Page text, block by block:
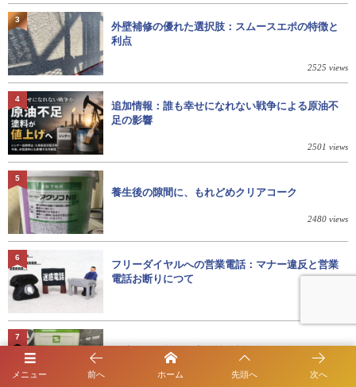
外壁補修の優れた選択肢：スムースエポの特徴と
利点
2525 views
3
追加情報：誰も幸せになれない戦争による原油不
足の影響
2501 views
4
養生後の隙間に、もれどめクリアコーク
2480 views
5
フリーダイヤルへの営業電話：マナー違反と営業
電話お断りにつて
6
外壁のひび割れに高弾性塗料、レナエクセレント
2232 views
7
メニュー 前へ ホーム 先頭へ 次へ